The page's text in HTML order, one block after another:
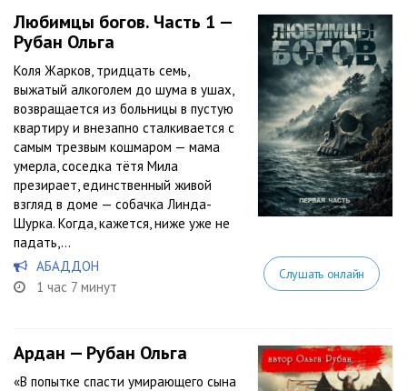
Любимцы богов. Часть 1 —
Рубан Ольга
Коля Жарков, тридцать семь,
выжатый алкоголем до шума в ушах,
возвращается из больницы в пустую
квартиру и внезапно сталкивается с
самым трезвым кошмаром — мама
умерла, соседка тётя Мила
презирает, единственный живой
взгляд в доме — собачка Линда-
Шурка. Когда, кажется, ниже уже не
падать,...
АБАДДОН
1 час 7 минут
Слушать онлайн
Ардан — Рубан Ольга
«В попытке спасти умирающего сына